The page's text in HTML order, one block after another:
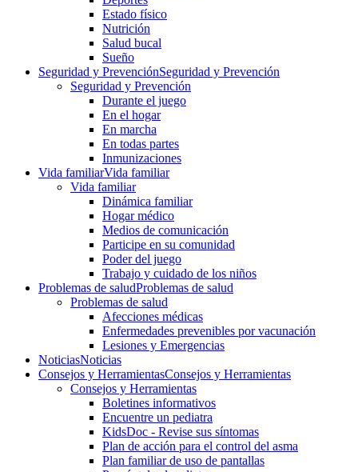
Estado físico
Nutrición
Salud bucal
Sueño
Seguridad y PrevenciónSeguridad y Prevención
Seguridad y Prevención
Durante el juego
En el hogar
En marcha
En todas partes
Inmunizaciones
Vida familiarVida familiar
Vida familiar
Dinámica familiar
Hogar médico
Medios de comunicación
Participe en su comunidad
Poder del juego
Trabajo y cuidado de los niños
Problemas de saludProblemas de salud
Problemas de salud
Afecciones médicas
Enfermedades prevenibles por vacunación
Lesiones y Emergencias
NoticiasNoticias
Consejos y HerramientasConsejos y Herramientas
Consejos y Herramientas
Boletines informativos
Encuentre un pediatra
KidsDoc - Revise sus síntomas
Plan de acción para el control del asma
Plan familiar de uso de pantallas